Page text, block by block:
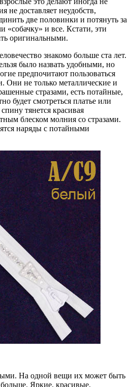
не доставляет неудобств,
две половинки и потянуть за
«собачку» и все. Кстати, эти
оригинальными.
знакомо больше ста лет.
было назвать удобными, но
предпочитают пользоваться
Они не только металлические и
стразами, есть потайные,
будет смотреться платье или
тянется красивая
блеском молния со стразами.
наряды с потайными
На одной вещи их может быть
Яркие, красивые,